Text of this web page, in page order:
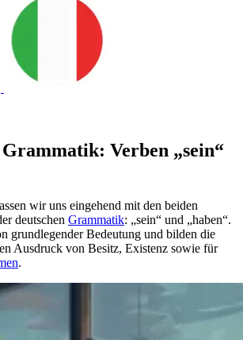
Grammatik: Verben „sein“
wir uns eingehend mit den beiden
deutschen Grammatik: „sein“ und „haben“.
grundlegender Bedeutung und bilden die
Ausdruck von Besitz, Existenz sowie für
.